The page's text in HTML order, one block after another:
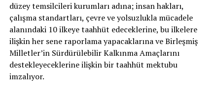
düzey temsilcileri kurumları adına; insan hakları,
çalışma standartları, çevre ve yolsuzlukla mücadele
alanındaki 10 ilkeye taahhüt edeceklerine, bu ilkelere
ilişkin her sene raporlama yapacaklarına ve Birleşmiş
Milletler’in Sürdürülebilir Kalkınma Amaçlarını
destekleyeceklerine ilişkin bir taahhüt mektubu
imzalıyor.